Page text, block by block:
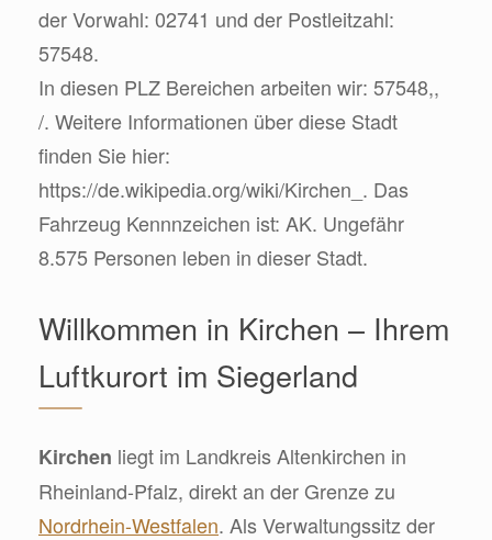
der Vorwahl: 02741 und der Postleitzahl:
57548.
In diesen PLZ Bereichen arbeiten wir: 57548,,
/. Weitere Informationen über diese Stadt
finden Sie hier:
https://de.wikipedia.org/wiki/Kirchen_. Das
Fahrzeug Kennnzeichen ist: AK. Ungefähr
8.575 Personen leben in dieser Stadt.
Willkommen in Kirchen – Ihrem
Luftkurort im Siegerland
Kirchen liegt im Landkreis Altenkirchen in
Rheinland-Pfalz, direkt an der Grenze zu
Nordrhein-Westfalen. Als Verwaltungssitz der